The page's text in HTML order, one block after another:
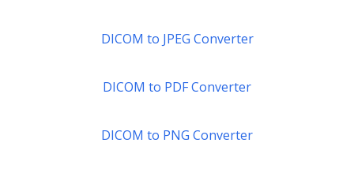
DICOM to JPEG Converter
DICOM to PDF Converter
DICOM to PNG Converter